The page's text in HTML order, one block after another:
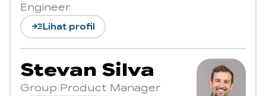
Engineer
read_moreLihat profil
Stevan Silva
Group Product Manager